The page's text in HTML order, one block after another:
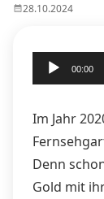
28.10.2024
Audio-
Player
00:00
Im Jahr
Denn
Gold mit